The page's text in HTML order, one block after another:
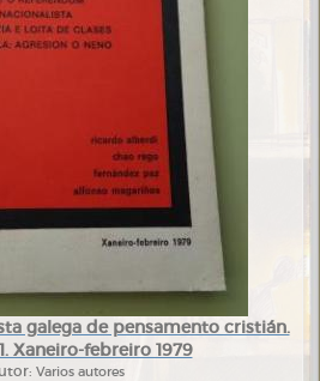
galega de pensamento cristián.
Xaneiro-febreiro 1979
Varios autores